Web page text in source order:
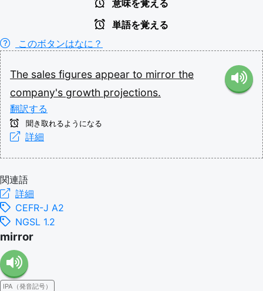
意味を覚える
単語を覚える
このボタンはなに？
The sales figures appear to mirror the
company's growth projections.
翻訳する
聞き取れるようになる
詳細
関連語
詳細
CEFR-J A2
NGSL 1.2
mirror
IPA（発音記号）